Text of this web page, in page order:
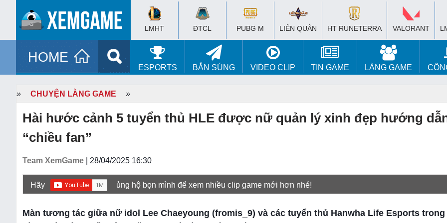
LMHT ĐTCL PUBG M LIÊN QUÂN HT RUNETERRA VALORANT
HOME
ESPORTS BẮN SÚNG VIDEO CLIP TIN GAME LÀNG GAME
» CHUYỆN LÀNG GAME »
Hài hước cảnh 5 tuyển thủ HLE được nữ quản lý xinh đẹp hướng
“chiều fan”
Team XemGame | 28/04/2025 16:30
Hãy ủng hộ bọn mình để xem nhiều clip game mới hơn nhé!
Màn tương tác giữa nữ idol Lee Chaeyoung (fromis_9) và các tuyển thủ Hanwha Life Esports